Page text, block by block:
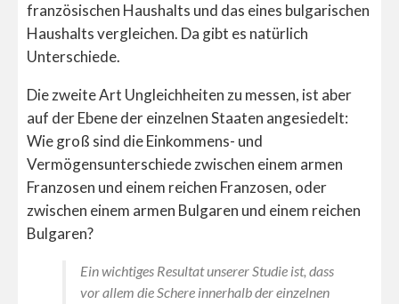
französischen Haushalts und das eines bulgarischen
Haushalts vergleichen. Da gibt es natürlich
Unterschiede.
Die zweite Art Ungleichheiten zu messen, ist aber
auf der Ebene der einzelnen Staaten angesiedelt:
Wie groß sind die Einkommens- und
Vermögensunterschiede zwischen einem armen
Franzosen und einem reichen Franzosen, oder
zwischen einem armen Bulgaren und einem reichen
Bulgaren?
Ein wichtiges Resultat unserer Studie ist, dass
vor allem die Schere innerhalb der einzelnen